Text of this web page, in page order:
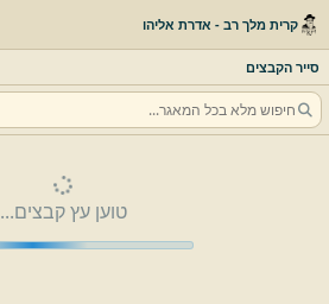
קרית מלך רב - אדרת אליהו
סייר הקבצים
טוען עץ קבצים...